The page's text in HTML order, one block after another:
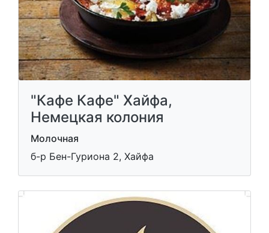
"Кафе Кафе" Хайфа,
Немецкая колония
Молочная
б-р Бен-Гуриона 2, Хайфа